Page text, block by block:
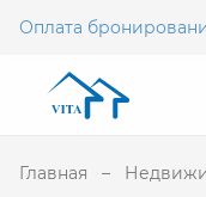
Оплата
Главная